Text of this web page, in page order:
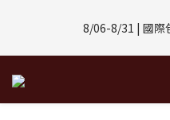
(數量
8/06-8/31 | 國際
8/08-8/10 | 全館